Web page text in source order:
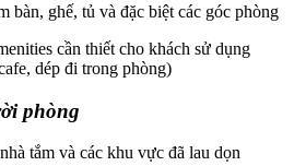
bàn, ghế, tủ và đặc biệt các góc phòng
cần thiết cho khách sử dụng
dép đi trong phòng)
phòng
tắm và các khu vực đã lau dọn